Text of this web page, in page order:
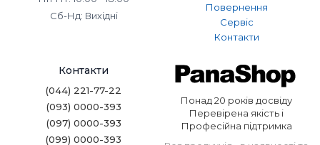
Сб-Нд: Вихідні
Повернення
Сервіс
Контакти
Контакти
(044) 221-77-22
(093) 0000-393
(097) 0000-393
(099) 0000-393
Понад 20 років досвіду
Перевірена якість і
Професійна підтримка